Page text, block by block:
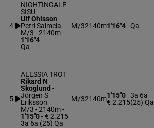
4
NIGHTINGALE
SISU
Ulf Ohlsson -
Petri Salmela
M/3 - 2140m-
1'16"4
Qa
M/32140m1'16"4 Qa
5
ALESSIA TROT
Rikard N
Skoglund -
Jörgen S
Eriksson
M/3 - 2140m-
1'15"0- € 2.215
3a 6a (25) Qa
M/32140m1'15"0
€ 2.215
3a 6a
(25) Qa